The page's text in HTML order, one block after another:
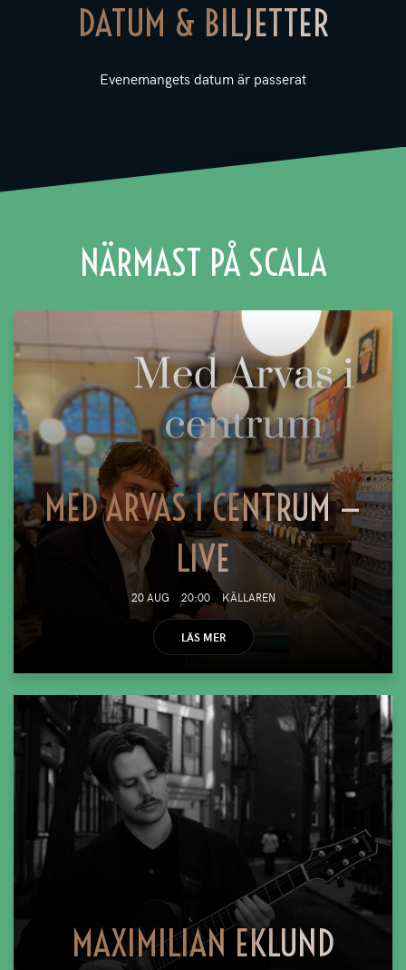
DATUM & BILJETTER
Evenemangets datum är passerat
NÄRMAST PÅ SCALA
MED ARVAS I CENTRUM —
LIVE
20 AUG 20:00 KÄLLAREN
LÄS MER
MAXIMILIAN EKLUND